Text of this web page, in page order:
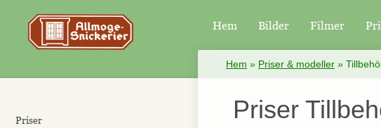
Hem Bilder Filmer
Priser
Hem » Priser & modeller »
Priser